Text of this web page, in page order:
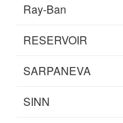
Ray-Ban
RESERVOIR
SARPANEVA
SINN